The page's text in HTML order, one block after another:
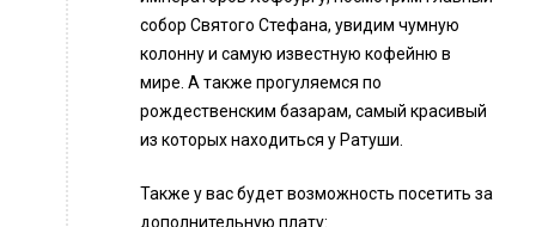
собор Святого Стефана, увидим чумную
колонну и самую известную кофейню в
мире. А также прогуляемся по
рождественским базарам, самый красивый
из которых находиться у Ратуши.
Также у вас будет возможность посетить за
дополнительную плату: